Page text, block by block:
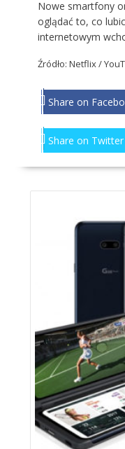
Nowe smartfony
oglądać to, co
internetowym
Źródło: Netflix /
Share on
Share on Twitter
NAWIGACJA